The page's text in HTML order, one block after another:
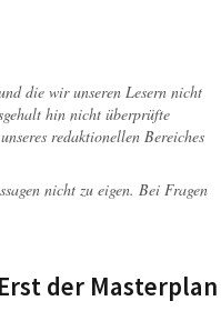
die wir unseren Lesern nicht
hin nicht überprüfte
redaktionellen Bereiches
nicht zu eigen. Bei Fragen
der Masterplan